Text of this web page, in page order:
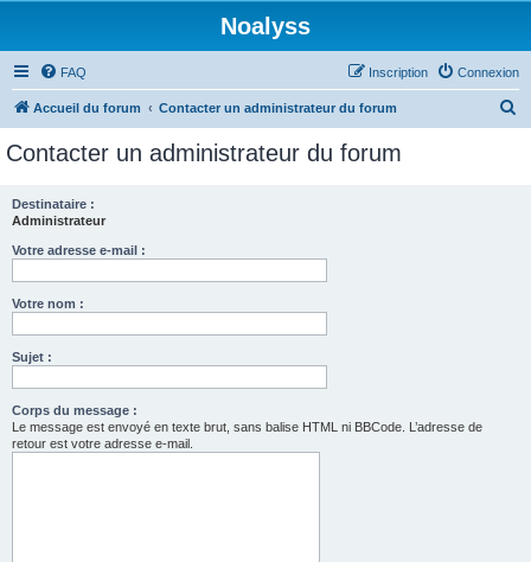
Noalyss
FAQ Connexion
Inscription
Accueil du forum Contacter un administrateur du forum
Contacter un administrateur du forum
Destinataire :
Administrateur
Votre adresse e-mail :
Votre nom :
Sujet :
Corps du message :
Le message est envoyé en texte brut, sans balise HTML ni BBCode. L’adresse de
retour est votre adresse e-mail.